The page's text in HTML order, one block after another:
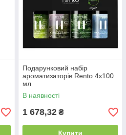
Подарунковий набір
ароматизаторів Rento 4х100
мл
В наявності
1 678,32 ₴
Купити